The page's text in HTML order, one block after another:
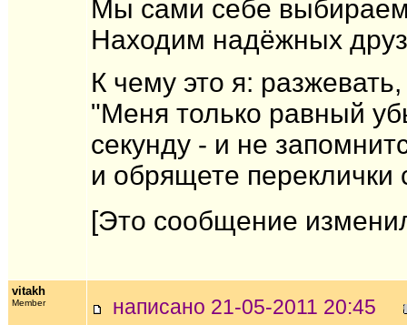
Мы сами себе
Находим надёжных
К чему это я:
"Меня только равный
секунду - и не
и обрящете
[Это сообщение
vitakh
Member написано 21-05-2011 20:45